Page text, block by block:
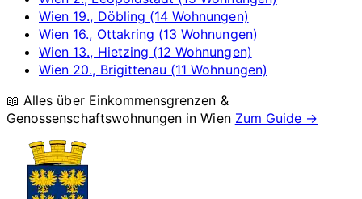
Wien 19., Döbling (14 Wohnungen)
Wien 16., Ottakring (13 Wohnungen)
Wien 13., Hietzing (12 Wohnungen)
Wien 20., Brigittenau (11 Wohnungen)
📖 Alles über Einkommensgrenzen &
Genossenschaftswohnungen inWien Zum Guide →